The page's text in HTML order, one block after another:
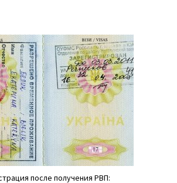
после получения РВП: